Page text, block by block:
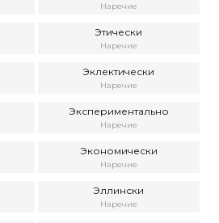
Наречие
Этически
Наречие
Эклектически
Наречие
Экспериментально
Наречие
Экономически
Наречие
Эллински
Наречие